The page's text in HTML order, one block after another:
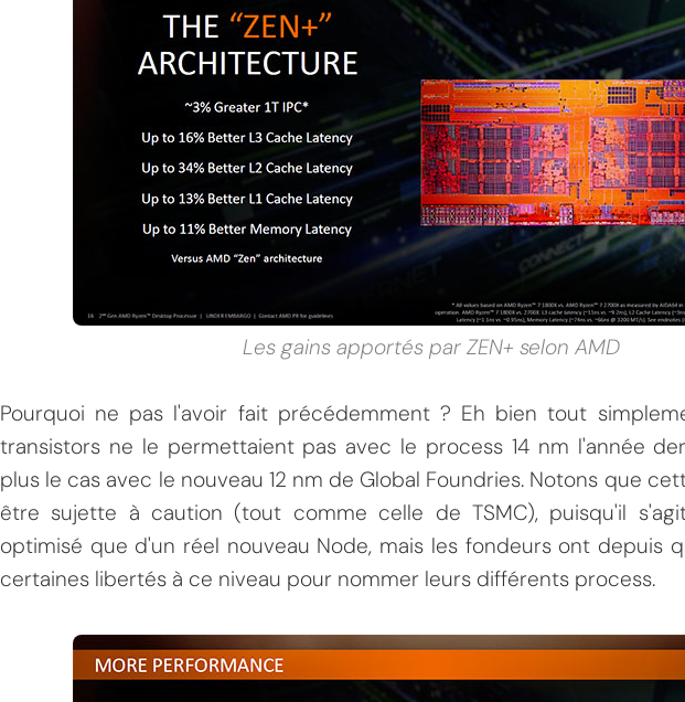
Les gains apportés par ZEN+ selon AMD
Pourquoi ne pas l'avoir fait précédemment ? Eh bien tout
transistors ne le permettaient pas avec le process 14 nm l'année
plus le cas avec le nouveau 12 nm de Global Foundries. Notons que
être sujette à caution (tout comme celle de TSMC), puisqu'il
optimisé que d'un réel nouveau Node, mais les fondeurs ont depuis
certaines libertés à ce niveau pour nommer leurs différents process.